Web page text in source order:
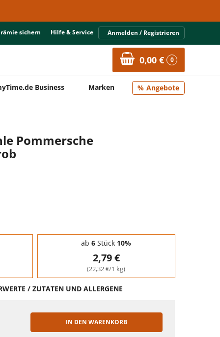
sichern Hilfe & Service Anmelden / Registrieren
0,00 € 0
Business Marken Angebote
Pommersche
ab 6 Stück 10%
2,79 €
(22,32 €/1 kg)
/ ZUTATEN UND ALLERGENE
IN DEN WARENKORB